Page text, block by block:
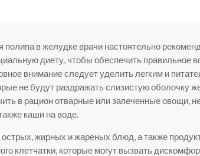
полипа в желудке врачи настоятельно
диету, чтобы обеспечить правильное
внимание следует уделить легким и
не будут раздражать слизистую оболочку
в рацион отварные или запеченные овощи,
каши на воде.
острых, жирных и жареных блюд, а также
клетчатки, которые могут вызвать